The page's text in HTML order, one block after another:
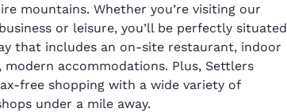
mountains. Whether you’re visiting our
or leisure, you’ll be perfectly situated
that includes an on-site restaurant, indoor
modern accommodations. Plus, Settlers
free shopping with a wide variety of
under a mile away.